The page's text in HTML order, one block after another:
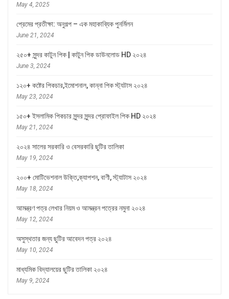
May 4, 2025
প্রেমের প্রতীক্ষা: অনুগল্প – এক মহাকাব্যিক পুনর্মিলন
June 21, 2024
২৫০+ সুন্দর কাটুন পিক | কাটুন পিক ডাউনলোড HD ২০২৪
June 3, 2024
১২০+ কষ্টের পিকচার,ইমোশনাল, কান্না পিক স্ট্যটাস ২০২৪
May 23, 2024
১৫০+ ইসলামিক পিকচার সুন্দর সুন্দর প্রোফাইল পিক HD ২০২৪
May 21, 2024
২০২৪ সালের সরকারি ও বেসরকারি ছুটির তালিকা
May 19, 2024
২০০+ মোটিভেশনাল উক্তি,ক্যাপশন, বাণী, স্ট্যাটাস ২০২৪
May 18, 2024
আমন্ত্রণ পত্র লেখার নিয়ম ও আমন্ত্রন পত্রের নমুনা ২০২৪
May 12, 2024
অসুস্থতার জন্য ছুটির আবেদন পত্র ২০২৪
May 10, 2024
মাধ্যমিক বিদ্যালয়ের ছুটির তালিকা ২০২৪
May 9, 2024